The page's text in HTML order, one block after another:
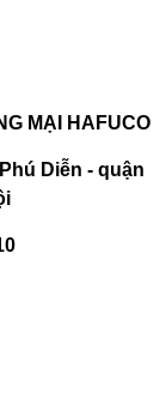
MẠI HAFUCO
Diễn - quận